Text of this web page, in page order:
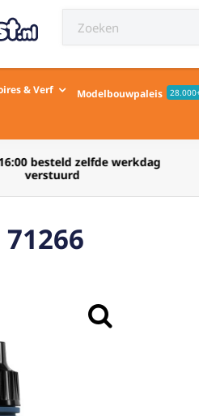
& Verf Modelbouwpaleis
Verzendkosten